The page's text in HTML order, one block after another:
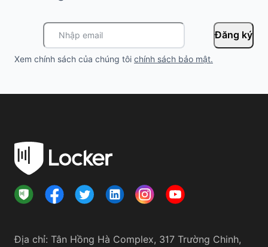
Đăng ký
Xem chính sách của chúng tôi chính sách bảo mật.
Địa chỉ: Tân Hồng Hà Complex, 317 Trường Chinh,